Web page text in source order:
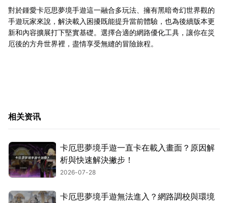
對於鍾愛卡厄思夢境手遊這一融合多玩法、擁有黑暗奇幻世界觀的
手遊玩家來說，解決載入困擾既能提升當前體驗，也為後續版本更
新和內容擴展打下堅實基礎。選擇合適的網路優化工具，讓你在災
厄後的方舟世界裡，盡情享受無縫的冒險旅程。
相关资讯
卡厄思夢境手遊一直卡在載入畫面？原因解
析與快速解決撇步！
2026-07-28
卡厄思夢境手遊無法進入？網路調校與環境